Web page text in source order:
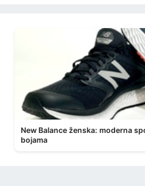
New Balance ženska: moderna
bojama